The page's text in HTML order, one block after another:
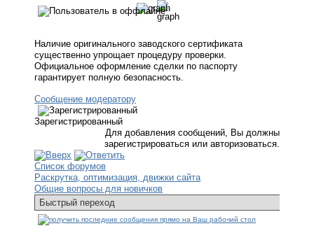
Наличие оригинального заводского сертификата
существенно упрощает процедуру проверки.
Официальное оформление сделки по паспорту
гарантирует полную безопасность.
Сообщение модератору
Зарегистрированный
Для добавления сообщений, Вы должны
зарегистрироваться или авторизоваться.
Список форумов
Раскрутка, оптимизация, движки сайта
Общие вопросы для новичков